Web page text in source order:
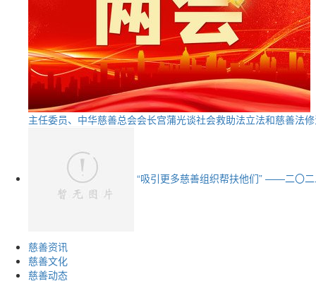
主任委员、中华慈善总会会长宫蒲光谈社会救助法立法和慈善法
“吸引更多慈善组织帮扶他们” ——二〇
慈善资讯
慈善文化
慈善动态